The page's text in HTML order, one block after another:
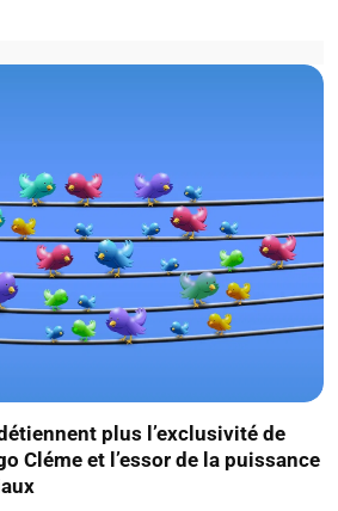
plus l’exclusivité de
Cléme et l’essor de la puissance